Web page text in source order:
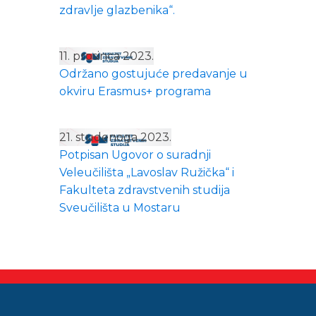
zdravlje glazbenika“.
11. prosinca 2023.
Održano gostujuće predavanje u
okviru Erasmus+ programa
21. studenoga 2023.
Potpisan Ugovor o suradnji
Veleučilišta „Lavoslav Ružička“ i
Fakulteta zdravstvenih studija
Sveučilišta u Mostaru